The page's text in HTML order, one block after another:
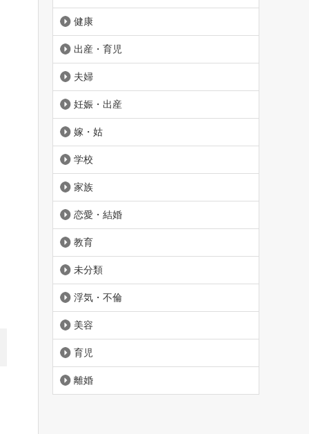
健康
出産・育児
夫婦
妊娠・出産
嫁・姑
学校
家族
恋愛・結婚
教育
未分類
浮気・不倫
美容
育児
離婚